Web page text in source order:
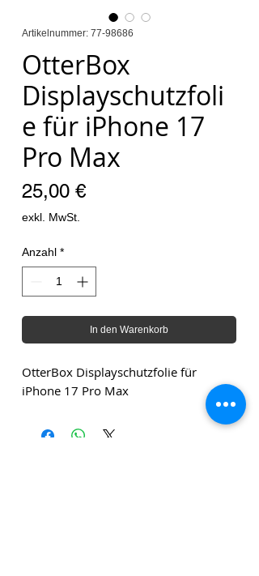
Artikelnummer: 77-98686
OtterBox
Displayschutzfoli
e für iPhone 17
Pro Max
25,00 €Preis
exkl. MwSt.
Anzahl *
In den Warenkorb
OtterBox Displayschutzfolie für
iPhone 17 Pro Max